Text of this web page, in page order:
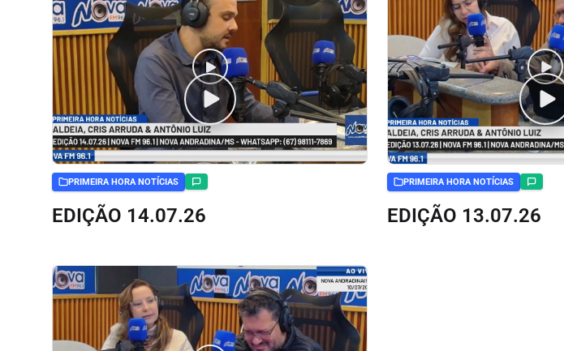
PRIMEIRA HORA NOTÍCIAS
EDIÇÃO 14.07.26
PRIMEIRA HORA NOTÍCIAS
EDIÇÃO 13.07.26